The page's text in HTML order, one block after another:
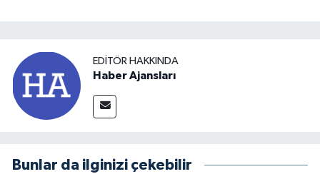
EDITÖR HAKKINDA
Haber Ajansları
Bunlar da ilginizi çekebilir